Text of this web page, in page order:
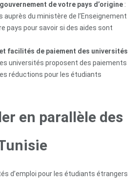
de votre pays d’origine :
auprès du ministère de l’Enseignement
pays pour savoir si des aides sont
facilités de paiement des universités
universités proposent des paiements
réductions pour les étudiants
en parallèle des
d’emploi pour les étudiants étrangers